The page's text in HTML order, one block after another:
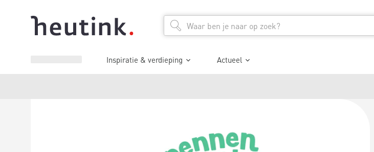
Inspiratie & verdieping Actueel